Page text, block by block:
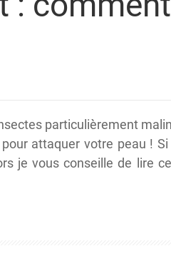
particulièrement
attaquer votre peau !
je vous conseille de lire